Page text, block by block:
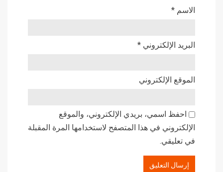
الاسم *
البريد الإلكتروني *
الموقع الإلكتروني
احفظ اسمي، بريدي الإلكتروني، والموقع
الإلكتروني في هذا المتصفح لاستخدامها المرة المقبلة
في تعليقي.